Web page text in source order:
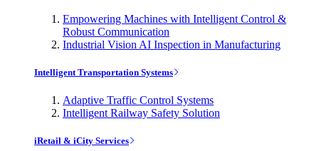
Empowering Machines with Intelligent Control &
Robust Communication
Industrial Vision AI Inspection in Manufacturing
Intelligent Transportation Systems
Adaptive Traffic Control Systems
Intelligent Railway Safety Solution
iRetail & iCity Services